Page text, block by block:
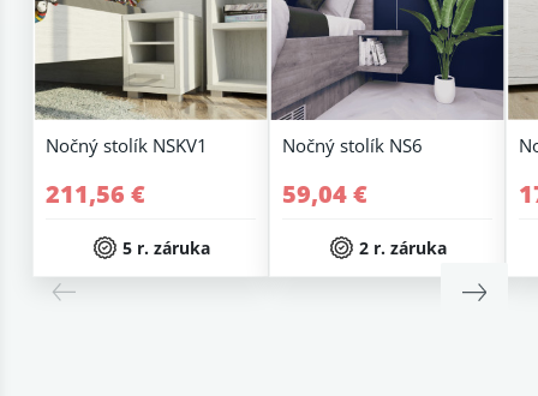
Nočný stolík NSKV1
211,56 €
5 r. záruka
Nočný stolík NS6
59,04 €
2 r. záruka